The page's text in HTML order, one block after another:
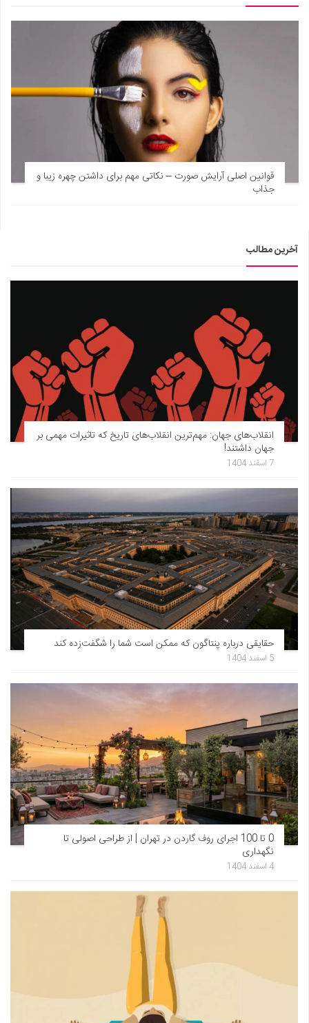
قوانین اصلی آرایش صورت – نکاتی مهم برای داشتن چهره زیبا و
جذاب
آخرین مطالب
انقلاب‌های جهان: مهم‌ترین انقلاب‌های تاریخ که تاثیرات مهمی بر
جهان داشتند!
7 اسفند 1404
حقایقی درباره پنتاگون که ممکن است شما را شگفت‌زده کند
5 اسفند 1404
0 تا 100 اجرای روف گاردن در تهران | از طراحی اصولی تا
نگهداری
4 اسفند 1404